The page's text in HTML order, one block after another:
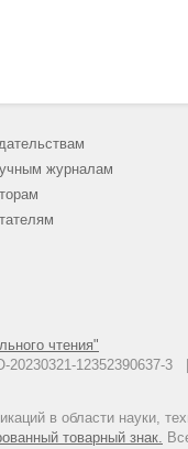
чтения"
20230321-
в области науки,
товарный знак.
журналам